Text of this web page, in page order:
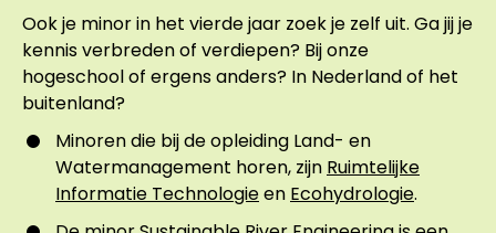
Ook je minor in het vierde jaar zoek je zelf uit. Ga jij je
kennis verbreden of verdiepen? Bij onze
hogeschool of ergens anders? In Nederland of het
buitenland?
Minoren die bij de opleiding Land- en
Watermanagement horen, zijn Ruimtelijke
Informatie Technologieen Ecohydrologie.